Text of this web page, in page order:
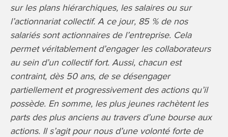
sur les plans hiérarchiques, les salaires ou sur
l’actionnariat collectif. A ce jour, 85 % de nos
salariés sont actionnaires de l’entreprise. Cela
permet véritablement d’engager les collaborateurs
au sein d’un collectif fort. Aussi, chacun est
contraint, dès 50 ans, de se désengager
partiellement et progressivement des actions qu’il
possède. En somme, les plus jeunes rachètent les
parts des plus anciens au travers d’une bourse aux
actions. Il s’agit pour nous d’une volonté forte de